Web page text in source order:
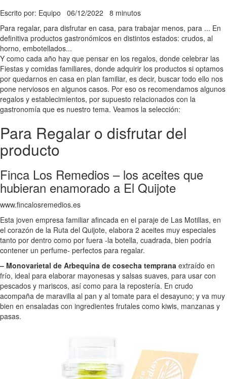
Escrito por: Equipo 06/12/2022 8 minutos
Para regalar, para disfrutar en casa, para trabajar menos, para ... En
definitiva productos gastronómicos en distintos estados: crudos, al
horno, embotellados...
Y como cada año hay que pensar en los regalos, donde celebrar las
Fiestas y comidas familiares, donde adquirir los productos si optamos
por quedarnos en casa en plan familiar, es decir, buscar todo ello nos
pone nerviosos en algunos casos. Por eso os recomendamos algunos
regalos y establecimientos, por supuesto relacionados con la
gastronomía que es nuestro tema. Veamos la selección:
Para Regalar o disfrutar del
producto
Finca Los Remedios – los aceites que
hubieran enamorado a El Quijote
www.fincalosremedios.es
Esta joven empresa familiar afincada en el paraje de Las Motillas, en
el corazón de la Ruta del Quijote, elabora 2 aceites muy especiales
tanto por dentro como por fuera -la botella, cuadrada, bien podría
contener un perfume- perfectos para regalar.
– Monovarietal de Arbequina de cosecha temprana extraído en
frío, ideal para elaborar mayonesas y salsas suaves, para usar con
pescados y mariscos, así como para la repostería. En crudo
acompaña de maravilla al pan y al tomate para el desayuno; y va muy
bien en ensaladas con ingredientes frutales como kiwis, manzanas y
pasas.